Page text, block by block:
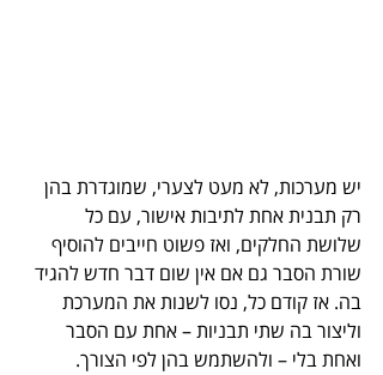
יש מערכות, לא מעט לצערי, שמוגדרת בהן
רק תבנית אחת לתיבות אישור, עם כל
שלושת החלקים, ואז פשוט חייבים להוסיף
שורת הסבר גם אם אין שום דבר חדש להגיד
בה. אז קודם כל, נסו לשנות את המערכת
וליצור בה שתי תבניות – אחת עם הסבר
ואחת בלי – ולהשתמש בהן לפי הצורך.